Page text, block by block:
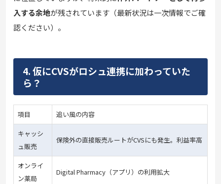
入する余地が残されています（最新状況は一次情報でご確
認ください）。
4. 仮にCVSがロシュ連携に加わっていた
ら？
項目 追い風の内容
キャッシ
ュ販売
保険外の直接販売ルートがCVSにも発生。利益率高
オンライ
ン薬局
Digital Pharmacy（アプリ）の利用拡大